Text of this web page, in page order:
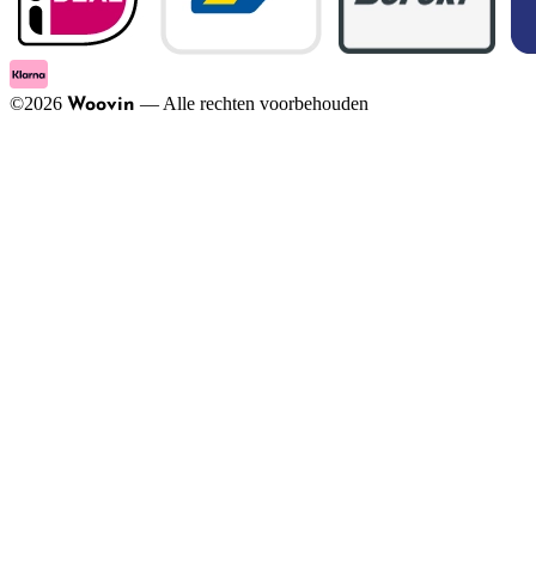
©2026 Woovin — Alle rechten voorbehouden